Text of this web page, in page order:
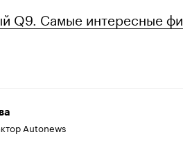
Q9. Самые интересные
Autonews